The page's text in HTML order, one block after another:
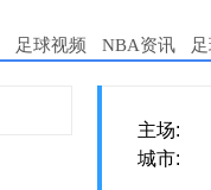
足球视频 NBA资讯
主场:
城市: